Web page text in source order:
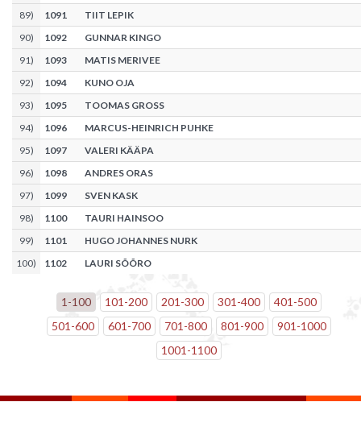
89) 1091
TIIT LEPIK
90) 1092
GUNNAR KINGO
91) 1093
MATIS MERIVEE
92) 1094
KUNO OJA
93) 1095
TOOMAS GROSS
94) 1096
MARCUS-HEINRICH PUHKE
95) 1097
VALERI KÄÄPA
96) 1098
ANDRES ORAS
97) 1099
SVEN KASK
98) 1100
TAURI HAINSOO
99) 1101
HUGO JOHANNES NURK
100) 1102 LAURI SÕÕRO
1-100 101-200 201-300 301-400 401-500
501-600 601-700 701-800 801-900 901-1000
1001-1100